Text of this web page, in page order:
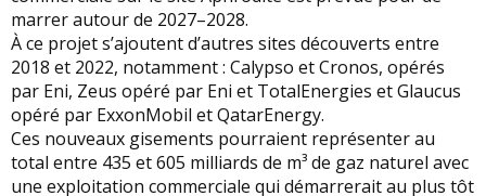
marrer autour de 2027–2028.
À ce projet s’ajoutent d’autres sites découverts entre
2018 et 2022, notamment : Calypso et Cronos, opérés
par Eni, Zeus opéré par Eni et TotalEnergies et Glaucus
opéré par ExxonMobil et QatarEnergy.
Ces nouveaux gisements pourraient représenter au
total entre 435 et 605 milliards de m³ de gaz naturel avec
une exploitation commerciale qui démarrerait au plus tôt